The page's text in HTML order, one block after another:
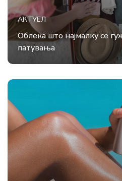
АКТУЕЛ
Облека што најмалку се
патувања